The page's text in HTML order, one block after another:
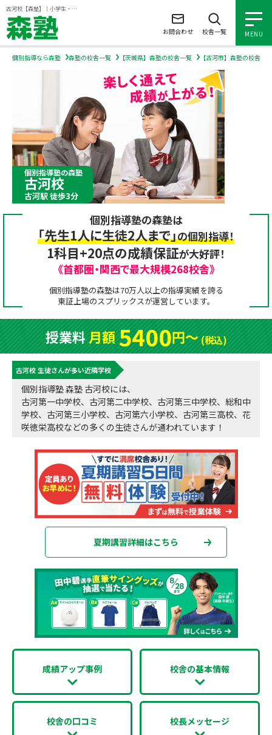
古河校【森塾】｜小学生・中学生・高校生の個別指導塾・学習塾
MENU
小学生の個別指導
中学生の個別指導
高校生の個別指導
森塾を知る
森塾を知る トップ
森塾の想い
成績アップをかなえる！森塾メソッド
森塾の授業料について
子と親のお悩み別！なぜ？どうして？森塾！
数字でなるほど！森塾
動画でわかる！森塾
入塾について
入塾について トップ
塾の選び方
入塾までの流れ
無料体験授業について
森塾のお得なキャンペーン・割引制度
よくあるご質問
お電話はこちら
0120-602-607
授業料等お問合わせはこちら
校舎一覧
お問合わせ 校舎一覧
個別指導なら森塾 森塾の校舎一覧 【茨城県】森塾の校舎一覧 【古河市】森塾の校舎一覧
個別指導塾の森塾
古河校
古河駅 徒歩3分
個別指導塾の森塾は
「先生1人に生徒2人まで」の個別指導！
1科目+20点の成績保証が大好評！
《首都圏・関西で最大規模268校舎》
個別指導塾の森塾は70万人以上の指導実績を誇る
東証上場のスプリックスが運営しています。
授業料月額5400円〜(税込)
古河校 生徒さんが多い近隣学校
個別指導塾 森塾 古河校には、
古河第一中学校、古河第二中学校、古河第三中学校、総和中
学校、古河第三小学校、古河第六小学校、古河第三高校、花
咲徳栄高校などの多くの生徒さんが通われています！
夏期講習詳細はこちら
成績アップ事例 校舎の基本情報
校舎の口コミ 校長メッセージ